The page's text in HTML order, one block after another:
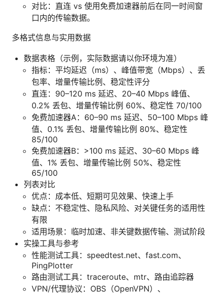
对比：直连 vs 使用免费加速器前后在同一时间窗
口内的传输数据。
多格式信息与实用数据
数据表格（示例，实际数据请以你环境为准）
指标：平均延迟（ms）、峰值带宽（Mbps）、丢
包率、增量传输比例、稳定性评分
直连：90–120 ms 延迟、20–40 Mbps 峰值、
0.2% 丢包、增量传输比例 60%、稳定性 70/100
免费加速器A：60–90 ms 延迟、50–100 Mbps 峰
值、0.1% 丢包、增量传输比例 80%、稳定性
85/100
免费加速器B：>100 ms 延迟、30–60 Mbps 峰
值、1% 丢包、增量传输比例 50%、稳定性
65/100
列表对比
优点：成本低、短期可见效果、快速上手
缺点：不稳定性、隐私风险、对关键任务的适用性
有限
适用场景：临时加速、非关键数据传输、测试阶段
实操工具与参考
性能测试工具：speedtest.net、fast.com、
PingPlotter
路由测试工具：traceroute、mtr、路由追踪器
VPN/代理协议：OBS（OpenVPN）、